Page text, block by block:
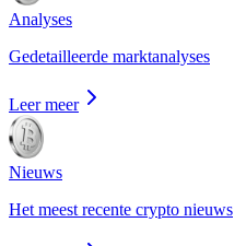
Analyses
Gedetailleerde marktanalyses
Leer meer
Nieuws
Het meest recente crypto nieuws